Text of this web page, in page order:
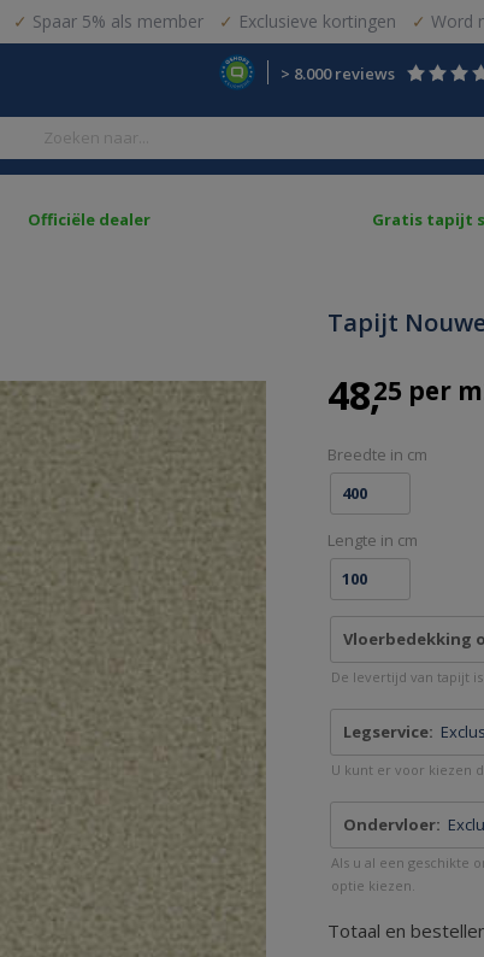
Spaar 5% als member Exclusieve kortingen Word
> 8.000 reviews
Officiële dealer Gratis tapijt
Tapijt
4825 per
Breedte in cm
Lengte in cm
Vloerbedekking
De levertijd van tapijt
Legservice:
U kunt er voor kiezen
Ondervloer:
Als u al een geschikte
optie kiezen.
Totaal en